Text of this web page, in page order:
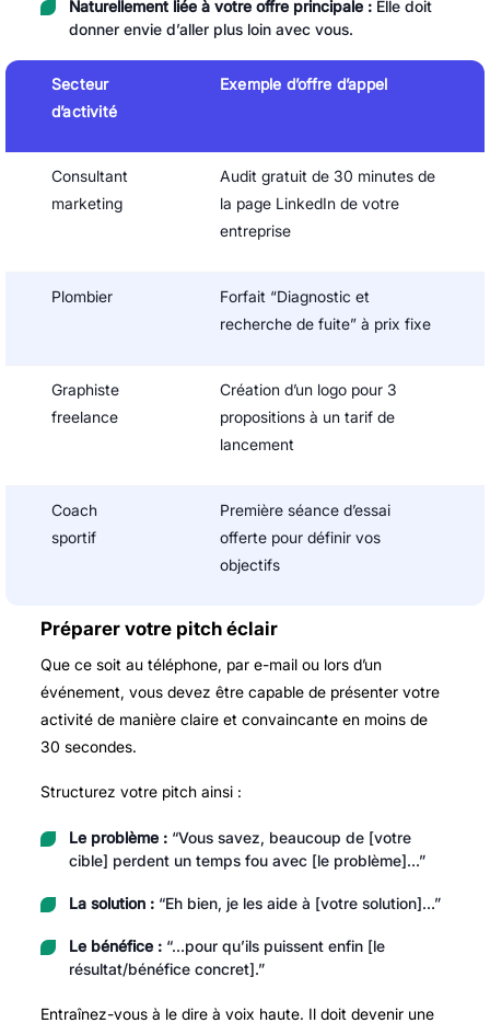
Naturellement liée à votre offre principale :Elle doit
donner envie d’aller plus loin avec vous.
Secteur
d’activité
Exemple d’offre d’appel
Consultant
marketing
Audit gratuit de 30 minutes de
la page LinkedIn de votre
entreprise
Plombier
Forfait “Diagnostic et
recherche de fuite” à prix fixe
Graphiste
freelance
Création d’un logo pour 3
propositions à un tarif de
lancement
Coach
sportif
Première séance d’essai
offerte pour définir vos
objectifs
Préparer votre pitch éclair
Que ce soit au téléphone, par e-mail ou lors d’un
événement, vous devez être capable de présenter votre
activité de manière claire et convaincante en moins de
30 secondes.
Structurez votre pitch ainsi :
Le problème :“Vous savez, beaucoup de [votre
cible] perdent un temps fou avec [le problème]…”
La solution :“Eh bien, je les aide à [votre solution]…”
Le bénéfice :“…pour qu’ils puissent enfin [le
résultat/bénéfice concret].”
Entraînez-vous à le dire à voix haute. Il doit devenir une